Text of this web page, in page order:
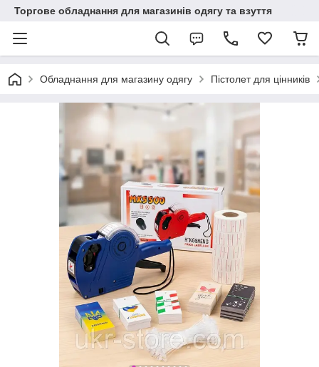
Торгове обладнання для магазинів одягу та взуття
Обладнання для магазину одягу Пістолет для цінників